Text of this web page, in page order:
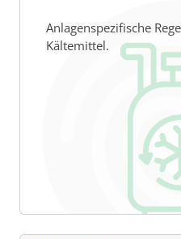
Anlagenspezifische
Kältemittel.